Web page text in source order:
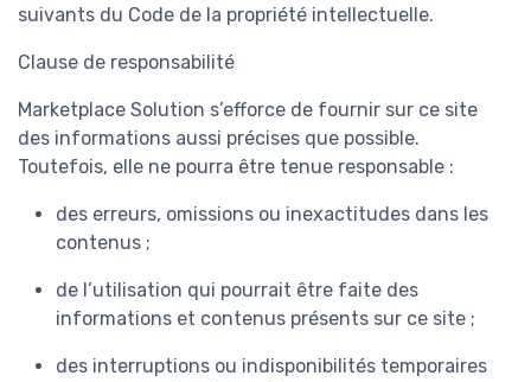
suivants du Code de la propriété intellectuelle.
Clause de responsabilité
Marketplace Solution s’efforce de fournir sur ce site
des informations aussi précises que possible.
Toutefois, elle ne pourra être tenue responsable :
des erreurs, omissions ou inexactitudes dans les
contenus ;
de l’utilisation qui pourrait être faite des
informations et contenus présents sur ce site ;
des interruptions ou indisponibilités temporaires